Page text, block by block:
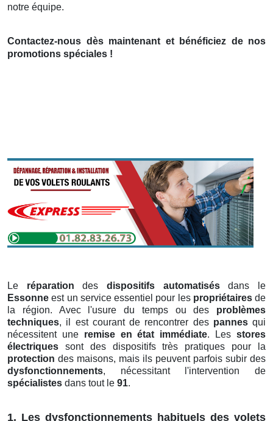
notre équipe.
Contactez-nous dès maintenant et bénéficiez de nos
promotions spéciales !
Le réparation desdispositifs automatisésdans le
Essonne est un service essentiel pour les propriétairesde
la région. Avec l'usure du temps ou des problèmes
techniques, il est courant de rencontrer des pannesqui
nécessitent une remise en état immédiate. Lesstores
électriques sont des dispositifs très pratiques pour la
protection des maisons, mais ils peuvent parfois subir des
dysfonctionnements, nécessitant l'intervention de
spécialistes dans tout le 91.
1. Les dysfonctionnements habituels des volets